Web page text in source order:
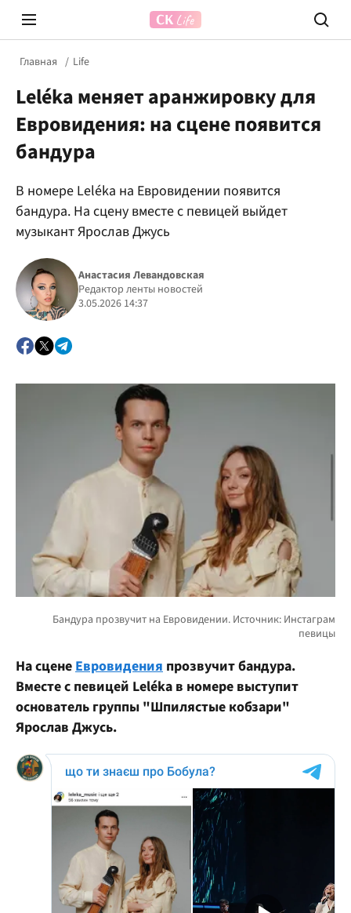
Prosecco Time
Главная Life
Leléka меняет аранжировку для
Евровидения: на сцене появится
бандура
В номере Leléka на Евровидении появится
бандура. На сцену вместе с певицей выйдет
музыкант Ярослав Джусь
Анастасия Левандовская
Редактор ленты новостей
3.05.2026 14:37
На сцене Евровидения прозвучит бандура.
Вместе с певицей Leléka в номере выступит
основатель группы "Шпилястые кобзари"
Ярослав Джусь.